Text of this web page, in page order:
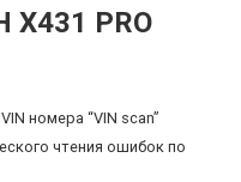
X431 PRO
номера “VIN scan”
чтения ошибок по